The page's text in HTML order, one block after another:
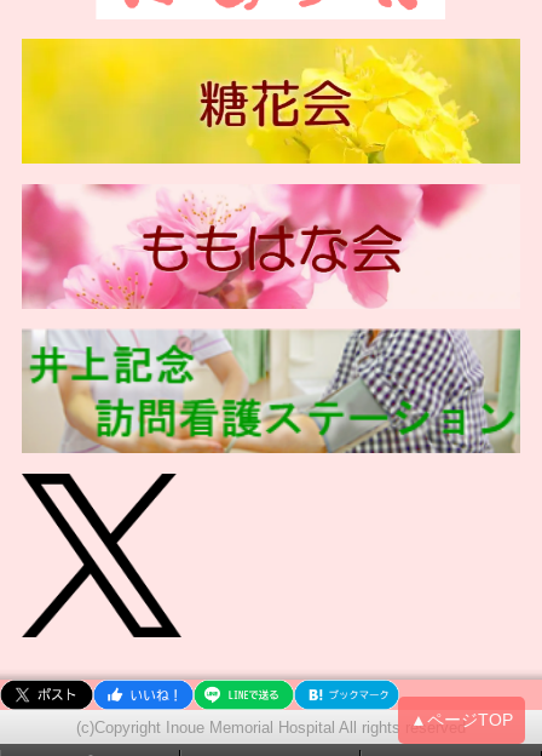
▲ページTOP
(c)Copyright Inoue Memorial Hospital All rights reserved